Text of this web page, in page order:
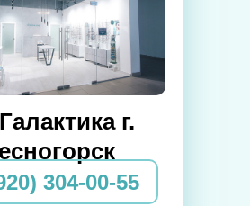
г.
304-00-55